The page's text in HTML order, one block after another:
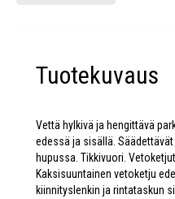
Tuotekuvaus
Vettä hylkivä ja hengittävä
edessä ja sisällä.
hupussa. Tikkivuori.
Kaksisuuntainen vetoketju
kiinnityslenkin ja rintataskun